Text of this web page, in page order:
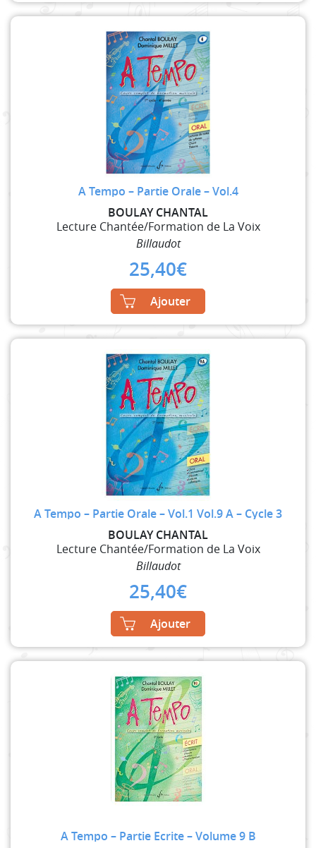
A Tempo – Partie Orale – Vol.4
BOULAY CHANTAL
Lecture Chantée/Formation de La Voix
Billaudot
25,40€
Ajouter
A Tempo – Partie Orale – Vol.1 Vol.9 A – Cycle 3
BOULAY CHANTAL
Lecture Chantée/Formation de La Voix
Billaudot
25,40€
Ajouter
A Tempo – Partie Ecrite – Volume 9 B